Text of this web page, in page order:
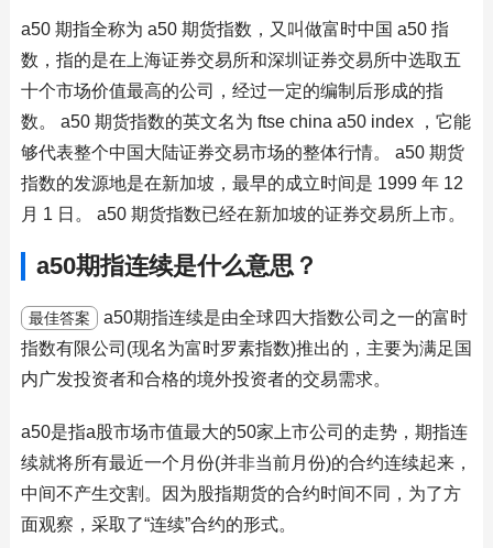
a50 期指全称为 a50 期货指数，又叫做富时中国 a50 指
数，指的是在上海证券交易所和深圳证券交易所中选取五
十个市场价值最高的公司，经过一定的编制后形成的指
数。 a50 期货指数的英文名为 ftse china a50 index ，它能
够代表整个中国大陆证券交易市场的整体行情。 a50 期货
指数的发源地是在新加坡，最早的成立时间是 1999 年 12
月 1 日。 a50 期货指数已经在新加坡的证券交易所上市。
a50期指连续是什么意思？
最佳答案
a50期指连续是由全球四大指数公司之一的富时
指数有限公司(现名为富时罗素指数)推出的，主要为满足国
内广发投资者和合格的境外投资者的交易需求。
a50是指a股市场市值最大的50家上市公司的走势，期指连
续就将所有最近一个月份(并非当前月份)的合约连续起来，
中间不产生交割。因为股指期货的合约时间不同，为了方
面观察，采取了“连续”合约的形式。